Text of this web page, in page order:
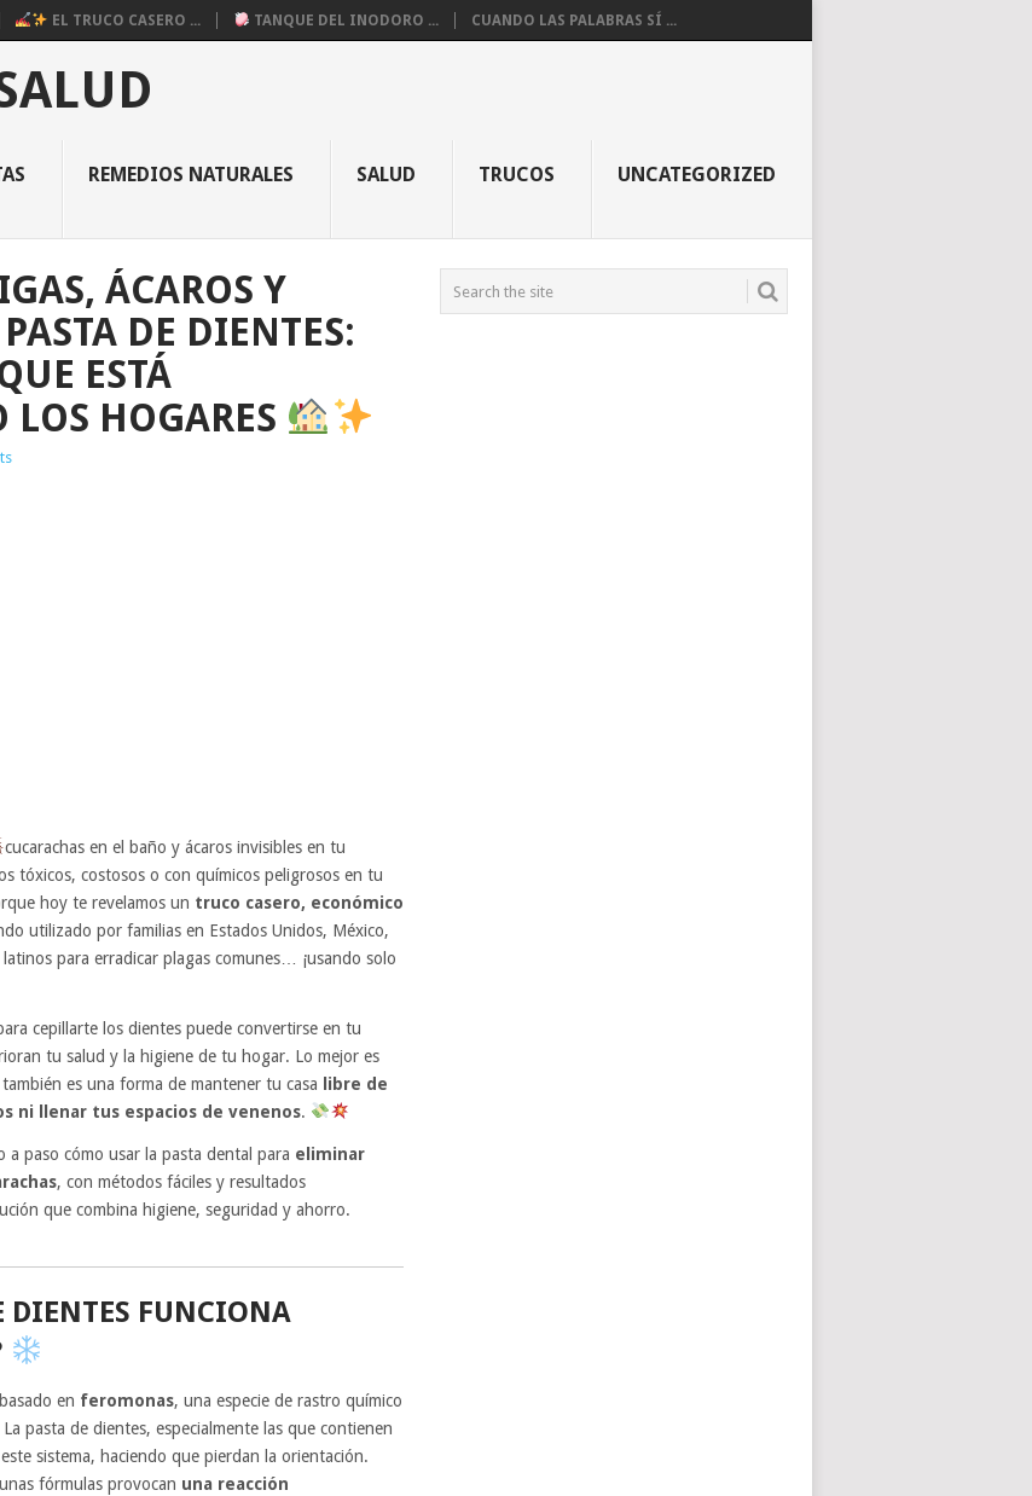
EL TRUCO CASERO ... TANQUE DEL INODORO ... CUANDO LAS PALABRAS SÍ ...
REMEDIOS NATURALES SALUD TRUCOS UNCATEGORIZED
ÁCAROS Y
DE DIENTES:
ESTÁ
HOGARES
cucarachas en el baño y ácaros invisibles en tu
tóxicos, costosos o con químicos peligrosos en tu
hoy te revelamos un truco casero, económico
utilizado por familias en Estados Unidos, México,
para erradicar plagas comunes… ¡usando solo
cepillarte los dientes puede convertirse en tu
tu salud y la higiene de tu hogar. Lo mejor es
es una forma de mantener tu casa
libre de
ni llenar tus espacios de venenos.
paso cómo usar la pasta dental para eliminar
, con métodos fáciles y resultados
que combina higiene, seguridad y ahorro.
DIENTES FUNCIONA
en feromonas, una especie de rastro químico
pasta de dientes, especialmente las que contienen
sistema, haciendo que pierdan la orientación.
fórmulas provocan una reacción